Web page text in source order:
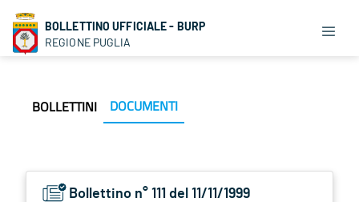
BOLLETTINO UFFICIALE - BURP
REGIONE PUGLIA
BOLLETTINI DOCUMENTI
Bollettino n° 111 del 11/11/1999